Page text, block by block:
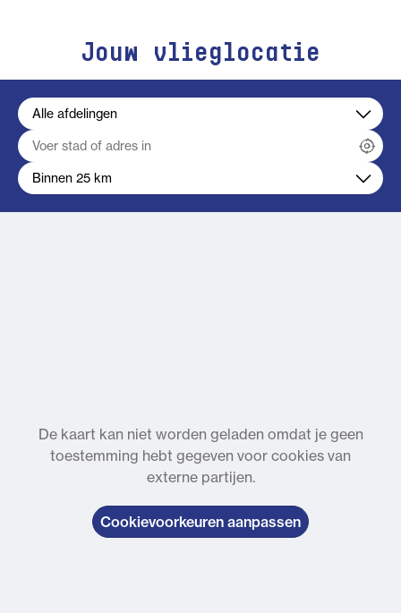
Jouw vlieglocatie
De kaart kan niet worden geladen omdat je geen
toestemming hebt gegeven voor cookies van
externe partijen.
Cookievoorkeuren aanpassen